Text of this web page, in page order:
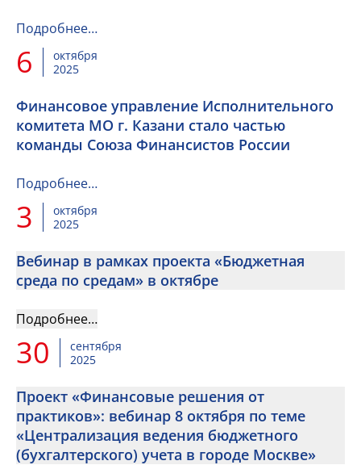
Подробнее…
6
октября
2025
Финансовое управление Исполнительного
комитета МО г. Казани стало частью
команды Союза Финансистов России
Подробнее…
3
октября
2025
Вебинар в рамках проекта «Бюджетная
среда по средам» в октябре
Подробнее…
30
сентября
2025
Проект «Финансовые решения от
практиков»: вебинар 8 октября по теме
«Централизация ведения бюджетного
(бухгалтерского) учета в городе Москве»